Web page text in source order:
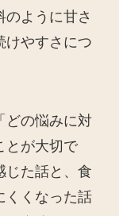
ように甘さ
けやすさにつ
どの悩みに対
とが大切で
じた話と、食
くくなった話